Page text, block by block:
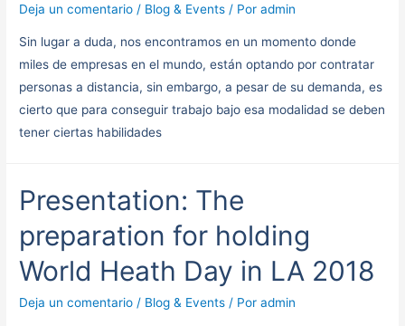
Deja un comentario / Blog & Events / Poradmin
Sin lugar a duda, nos encontramos en un momento donde
miles de empresas en el mundo, están optando por contratar
personas a distancia, sin embargo, a pesar de su demanda, es
cierto que para conseguir trabajo bajo esa modalidad se deben
tener ciertas habilidades
Presentation: The
preparation for holding
World Heath Day in LA 2018
Deja un comentario / Blog & Events / Poradmin